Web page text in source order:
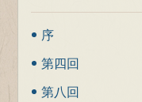
序
第四回
第八回